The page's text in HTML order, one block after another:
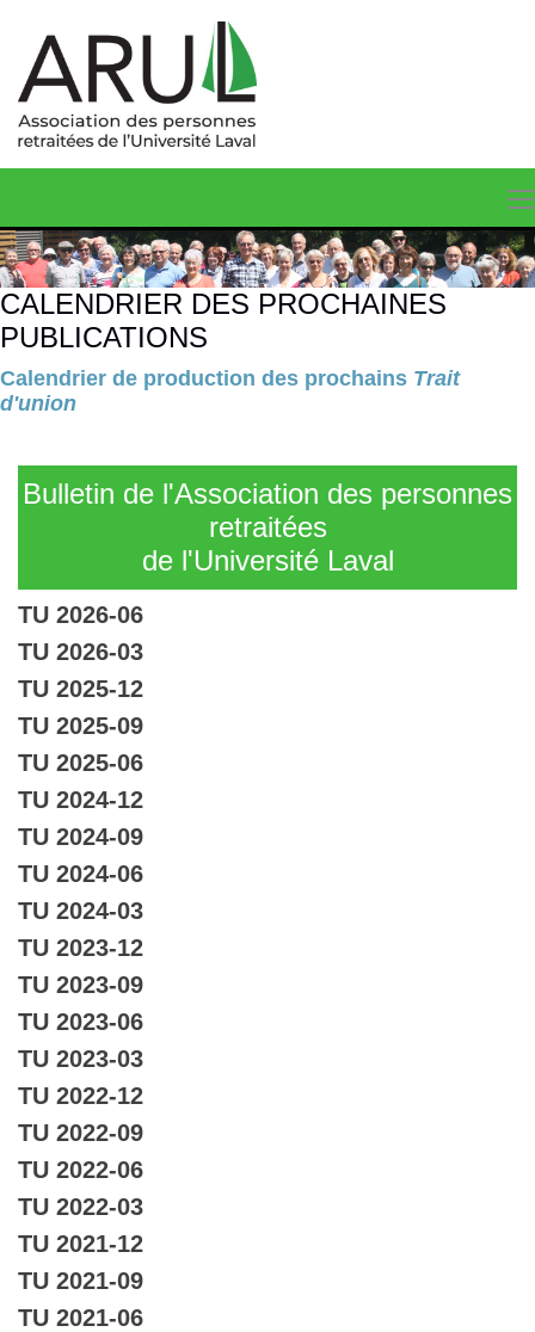
CALENDRIER DES PROCHAINES
PUBLICATIONS
Calendrier de production des prochains Trait
d'union
Bulletin de l'Association des personnes
retraitées
de l'Université Laval
TU 2026-06
TU 2026-03
TU 2025-12
TU 2025-09
TU 2025-06
TU 2024-12
TU 2024-09
TU 2024-06
TU 2024-03
TU 2023-12
TU 2023-09
TU 2023-06
TU 2023-03
TU 2022-12
TU 2022-09
TU 2022-06
TU 2022-03
TU 2021-12
TU 2021-09
TU 2021-06